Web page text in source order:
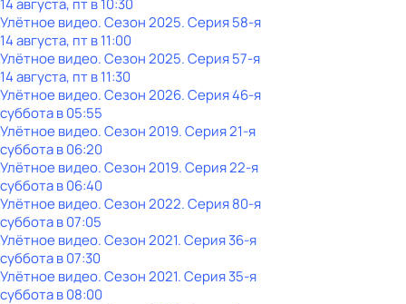
14 августа, пт в 10:30
Улётное видео. Сезон 2025. Серия 58-я
14 августа, пт в 11:00
Улётное видео. Сезон 2025. Серия 57-я
14 августа, пт в 11:30
Улётное видео. Сезон 2026. Серия 46-я
субботав05:55
Улётное видео. Сезон 2019. Серия 21-я
субботав06:20
Улётное видео. Сезон 2019. Серия 22-я
субботав06:40
Улётное видео. Сезон 2022. Серия 80-я
субботав07:05
Улётное видео. Сезон 2021. Серия 36-я
субботав07:30
Улётное видео. Сезон 2021. Серия 35-я
субботав08:00